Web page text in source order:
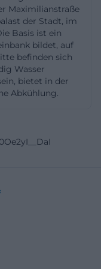
eine klare
Orten
innenstadt/?
ist ausdrücklich
für die
beauftragten
aus München
die
wichtig ist
Maximilianstraße
der Stadt, im
Basis ist ein
bildet, auf
befinden sich
Wasser
bietet in der
Abkühlung.